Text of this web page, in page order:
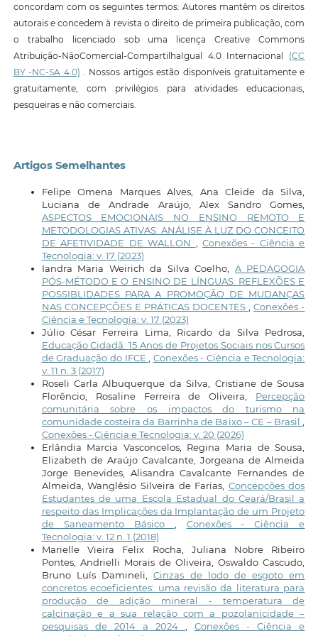
concordam com os seguintes termos: Autores mantêm os direitos
autorais e concedem à revista o direito de primeira publicação, com
o trabalho licenciado sob uma licença Creative Commons
Atribuição-NãoComercial-CompartilhaIgual 4.0 Internacional (CC
BY -NC-SA 4.0) . Nossos artigos estão disponíveis gratuitamente e
gratuitamente, com privilégios para atividades educacionais,
pesqueiras e não comerciais.
Artigos Semelhantes
Felipe Omena Marques Alves, Ana Cleide da Silva,
Luciana de Andrade Araújo, Alex Sandro Gomes,
ASPECTOS EMOCIONAIS NO ENSINO REMOTO E
METODOLOGIAS ATIVAS: ANÁLISE À LUZ DO CONCEITO
DE AFETIVIDADE DE WALLON
Conexões - Ciência e
Tecnologia: v. 17 (2023)
Iandra Maria Weirich da Silva Coelho, A PEDAGOGIA
PÓS-MÉTODO E O ENSINO DE LÍNGUAS: REFLEXÕES E
POSSIBLIDADES PARA A PROMOÇÃO DE MUDANÇAS
NAS CONCEPÇÕES E PRÁTICAS DOCENTES
,Conexões -
Ciência e Tecnologia: v. 17 (2023)
Júlio César Ferreira Lima, Ricardo da Silva Pedrosa,
Educação Cidadã: 15 Anos de Projetos Sociais nos Cursos
de Graduação do IFCE
Conexões - Ciência e Tecnologia:
v. 11 n. 3 (2017)
Roseli Carla Albuquerque da Silva, Cristiane de Sousa
Florêncio, Rosaline Ferreira de Oliveira, Percepção
comunitária sobre os impactos do turismo na
comunidade costeira da Barrinha de Baixo – CE – Brasil
Conexões - Ciência e Tecnologia: v. 20 (2026)
Erlândia Marcia Vasconcelos, Regina Maria de Sousa,
Elizabeth de Araújo Cavalcante, Jorgeana de Almeida
Jorge Benevides, Alisandra Cavalcante Fernandes de
Almeida, Wanglêsio Silveira de Farias, Concepções dos
Estudantes de uma Escola Estadual do Ceará/Brasil a
respeito das Implicações da Implantação de um Projeto
de Saneamento Básico
Conexões - Ciência e
Tecnologia: v. 12 n. 1 (2018)
Marielle Vieira Felix Rocha, Juliana Nobre Ribeiro
Pontes, Andrielli Morais de Oliveira, Oswaldo Cascudo,
Bruno Luís Damineli,Cinzas de lodo de esgoto em
concretos ecoeficientes: uma revisão da literatura para
produção de adição mineral - temperatura de
calcinação e a sua relação com a pozolanicidade –
pesquisas de 2014 a 2024
,Conexões - Ciência e